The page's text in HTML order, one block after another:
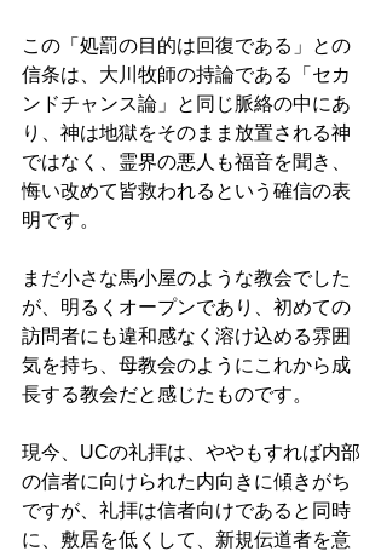
この「処罰の目的は回復である」との
信条は、大川牧師の持論である「セカ
ンドチャンス論」と同じ脈絡の中にあ
り、神は地獄をそのまま放置される神
ではなく、霊界の悪人も福音を聞き、
悔い改めて皆救われるという確信の表
明です。
まだ小さな馬小屋のような教会でした
が、明るくオープンであり、初めての
訪問者にも違和感なく溶け込める雰囲
気を持ち、母教会のようにこれから成
長する教会だと感じたものです。
現今、UCの礼拝は、ややもすれば内部
の信者に向けられた内向きに傾きがち
ですが、礼拝は信者向けであると同時
に、敷居を低くして、新規伝道者を意